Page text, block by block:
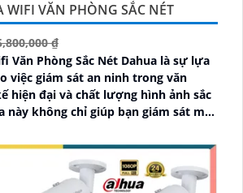
WIFI VĂN PHÒNG SẮC NÉT
₫
Văn Phòng Sắc Nét Dahua là sự lựa
việc giám sát an ninh trong văn
này không chỉ giúp bạn giám sát một